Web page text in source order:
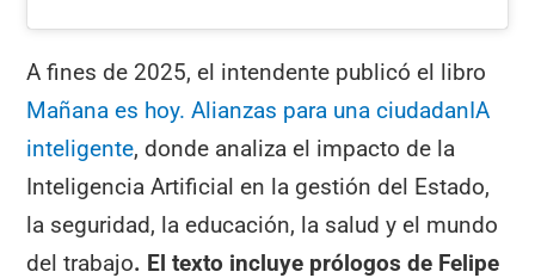
A fines de 2025, el intendente publicó el libro
Mañana es hoy. Alianzas para una ciudadanIA
inteligente, donde analiza el impacto de la
Inteligencia Artificial en la gestión del Estado,
la seguridad, la educación, la salud y el mundo
del trabajo. El texto incluye prólogos de Felipe